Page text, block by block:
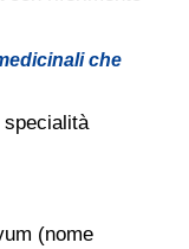
che
(nome